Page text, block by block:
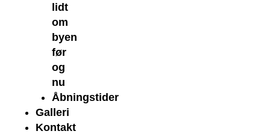
lidt
om
byen
før
og
nu
Åbningstider
Galleri
Kontakt